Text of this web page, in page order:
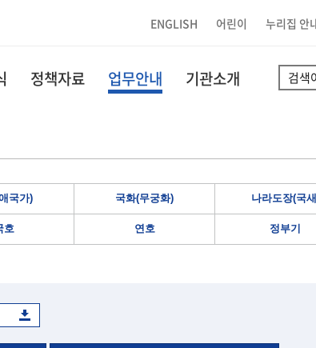
ENGLISH 어린이 누리집 안
정책자료 업무안내 기관소개
국가) 국화(무궁화) 나라도장(국
호 연호 정부기